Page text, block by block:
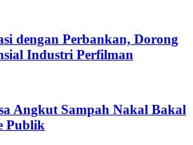
dengan Perbankan, Dorong
Industri Perfilman
Angkut Sampah Nakal Bakal
Publik